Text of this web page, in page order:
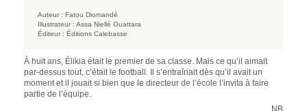
Auteur : Fatou Diomandé
Illustrateur : Assa Niellé Ouattara
Éditeur : Éditions Calebasse
À huit ans, Élikia était le premier de sa classe. Mais ce qu’il aimait
par-dessus tout, c’était le football. Il s’entraînait dès qu’il avait un
moment et il jouait si bien que le directeur de l’école l’invita à faire
partie de l’équipe.
NB